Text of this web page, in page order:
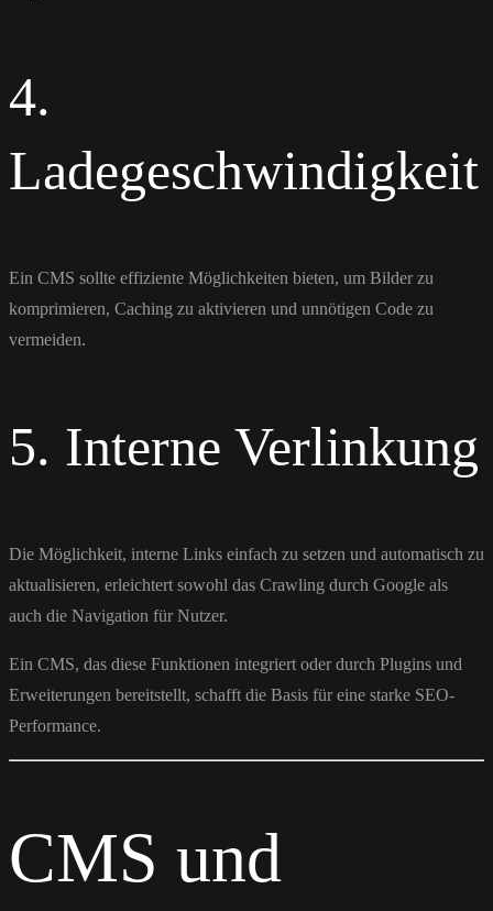
4.
Ladegeschwindigkeit
Ein CMS sollte effiziente Möglichkeiten bieten, um Bilder zu
komprimieren, Caching zu aktivieren und unnötigen Code zu
vermeiden.
5. Interne Verlinkung
Die Möglichkeit, interne Links einfach zu setzen und automatisch zu
aktualisieren, erleichtert sowohl das Crawling durch Google als
auch die Navigation für Nutzer.
Ein CMS, das diese Funktionen integriert oder durch Plugins und
Erweiterungen bereitstellt, schafft die Basis für eine starke SEO-
Performance.
CMS und